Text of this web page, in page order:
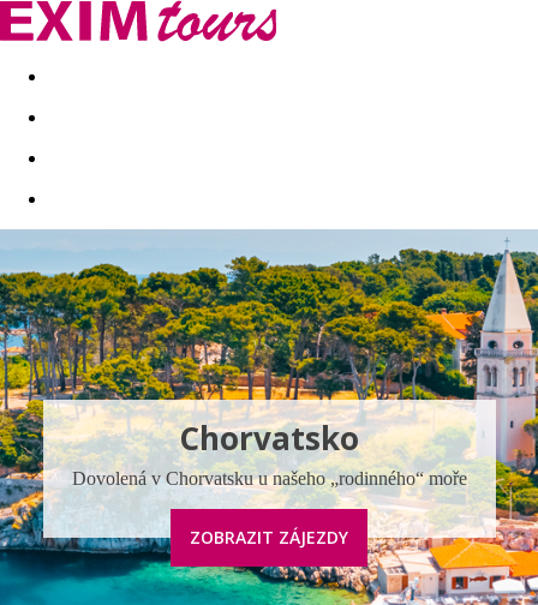
Akční nabídky Last minute
Chorvatsko
Dovolená v Chorvatsku u našeho „rodinného“ moře
ZOBRAZIT ZÁJEZDY